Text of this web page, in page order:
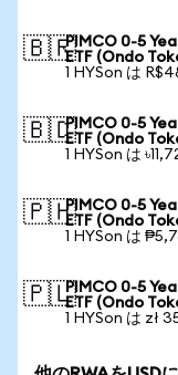
🇧🇷PIMCO 0-5
ETF (Ondo
1 HYSon は
🇧🇩PIMCO 0-5
ETF (Ondo
1 HYSon は
🇵🇭PIMCO 0-5
ETF (Ondo
1 HYSon は
🇵🇱PIMCO 0-5
ETF (Ondo
1 HYSon は zł